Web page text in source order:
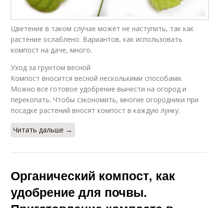
Цветение в таком случае может не наступить, так как
растение ослаблено. Вариантов, как использовать
компост на даче, много.
Уход за грунтом весной
Компост вносится весной несколькими способами.
Можно все готовое удобрение вынести на огород и
перекопать. Чтобы сэкономить, многие огородники при
посадке растений вносят компост в каждую лунку.
Читать дальше →
Органический компост, как
удобрение для почвы.